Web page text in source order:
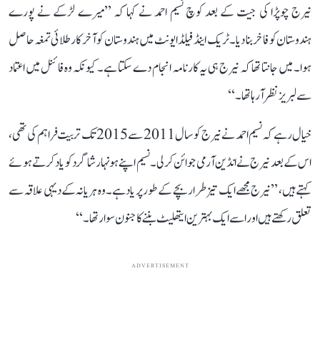
نیرج چوپڑا کی جیت کے بعد کوچ نسیم احمد نے کہا کہ ’’میرے لڑکے نے پورے
ہندوستان کو فاخر بنا دیا۔ ٹریک اینڈ فیلڈ ایونٹ میں ہندوستان کو آخر کار طلائی تمغہ حاصل
ہوا۔ میں جانتا تھا کہ نیرج ہی یہ کارنامہ انجام دے سکتا ہے۔ کیونکہ وہ فائنل میں اعتماد
سے لبریز نظر آ رہا تھا۔‘‘
خیال رہے کہ نسیم احمد نے نیرج کو سال 2011 سے 2015 تک تربیت فراہم کی تھی،
اس کے بعد نیرج نے انڈین آرمی جوائن کر لی۔ نسیم اپنے ہونہار شاگرد کو یاد کرتے ہوئے
کہتے ہیں، ’’نیرج مجھے ایک تیز طرار بچے کے طور پر یاد ہے۔ وہ ہریانہ کے دیہی علاقہ سے
تعلق رکھتے ہیں اور اسے ایک بہترین ایتھلیٹ بننے کا جنون سوار تھا۔‘‘
ADVERTISEMENT